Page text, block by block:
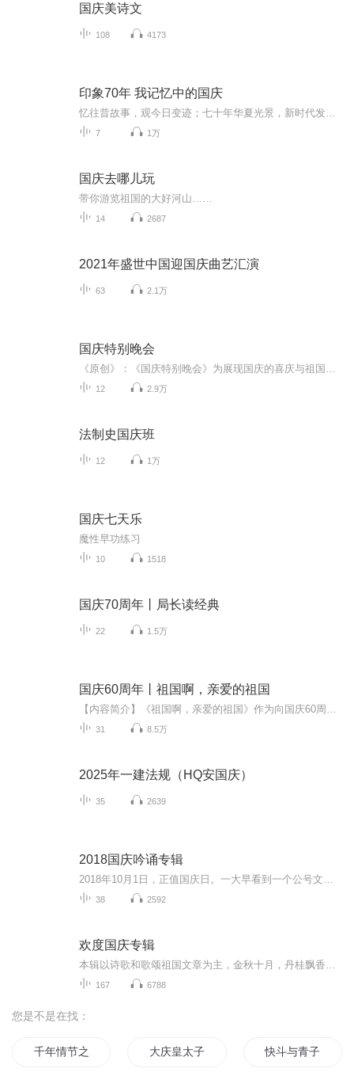
国庆美诗文
108 4173
印象70年 我记忆中的国庆
7 1万
国庆去哪儿玩
带你游览祖国的大好河山……
14 2687
2021年盛世中国迎国庆曲艺汇演
63 2.1万
国庆特别晚会
12 2.9万
法制史国庆班
12 1万
国庆七天乐
魔性早功练习
10 1518
国庆70周年丨局长读经典
22 1.5万
国庆60周年丨祖国啊，亲爱的祖国
31 8.5万
2025年一建法规（HQ安国庆）
35 2639
2018国庆吟诵专辑
38 2592
欢度国庆专辑
167 6788
您是不是在找：
千年情节之三生三世 大庆皇太子 快斗与青子的情